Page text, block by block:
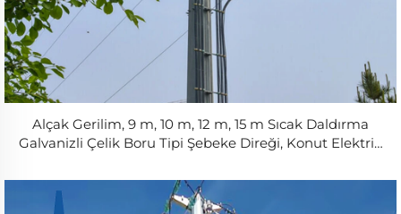
Alçak Gerilim, 9 m, 10 m, 12 m, 15 m Sıcak Daldırma
Galvanizli Çelik Boru Tipi Şebeke Direği, Konut Elektrik